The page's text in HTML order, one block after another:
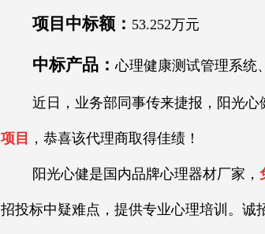
项目中标额： 53.252万元
中标产品：心理健康测试管理系统
近日，业务部同事传来捷报，阳光心
项目 ，恭喜该代理商取得佳绩！
阳光心健是国内品牌心理器材厂家，
招投标中疑难点，提供专业心理培训。诚